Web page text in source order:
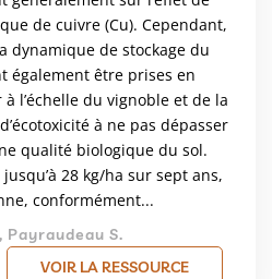
de cuivre (Cu). Cependant,
dynamique de stockage du
également être prises en
l’échelle du vignoble et de la
à ne pas dépasser
qualité biologique du sol.
28 kg/ha sur sept ans,
conformément...
Payraudeau S.
VOIR LA RESSOURCE